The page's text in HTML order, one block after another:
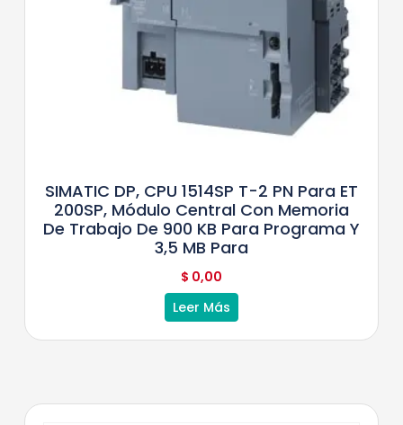
SIMATIC DP, CPU 1514SP T-2 PN Para ET
200SP, Módulo Central Con Memoria
De Trabajo De 900 KB Para Programa Y
3,5 MB Para
$ 0,00
Leer Más